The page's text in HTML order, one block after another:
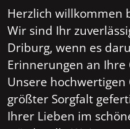
Herzlich willkommen
Wir sind Ihr
Driburg, wenn es
Erinnerungen an
Unsere
größter Sorgfalt
Ihrer Lieben im